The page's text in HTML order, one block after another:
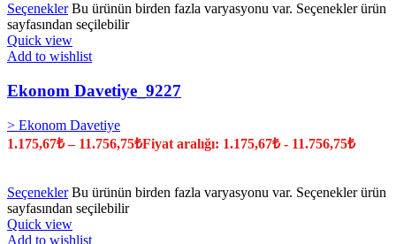
Seçenekler Bu ürünün birden fazla varyasyonu var. Seçenekler ürün
sayfasından seçilebilir
Quick view
Add to wishlist
Ekonom Davetiye_9227
> Ekonom Davetiye
1.175,67₺ – 11.756,75₺Fiyat aralığı: 1.175,67₺ - 11.756,75₺
Seçenekler Bu ürünün birden fazla varyasyonu var. Seçenekler ürün
sayfasından seçilebilir
Quick view
Add to wishlist